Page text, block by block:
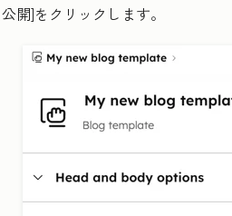
開]をクリックします。